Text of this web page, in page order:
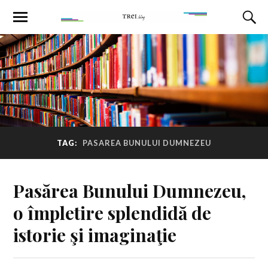
TAG: PASAREA BUNULUI DUMNEZEU
Pasărea Bunului Dumnezeu,
o împletire splendidă de
istorie şi imaginaţie